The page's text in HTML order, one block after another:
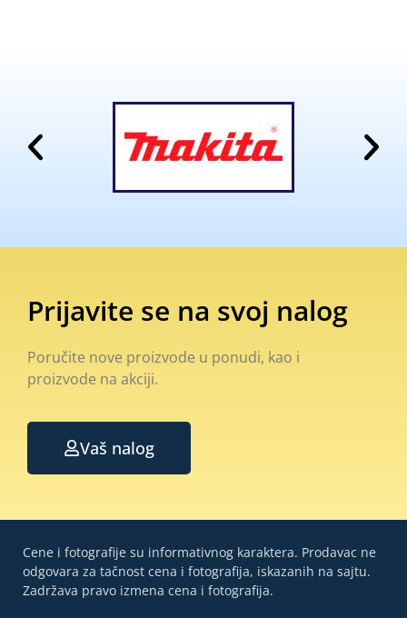
Prijavite se na svoj nalog
Poručite nove proizvode u ponudi, kao i
proizvode na akciji.
Vaš nalog
Cene i fotografije su informativnog karaktera. Prodavac ne
odgovara za tačnost cena i fotografija, iskazanih na sajtu.
Zadržava pravo izmena cena i fotografija.